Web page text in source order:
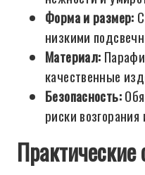
Форма и размер:
низкими
Материал:
качественные
Безопасность:
риски